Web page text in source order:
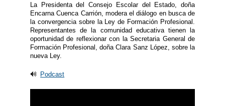
La Presidenta del Consejo Escolar del Estado, doña
Encarna Cuenca Carrión, modera el diálogo en busca de
la convergencia sobre la Ley de Formación Profesional.
Representantes de la comunidad educativa tienen la
oportunidad de reflexionar con la Secretaria General de
Formación Profesional, doña Clara Sanz López, sobre la
nueva Ley.
Podcast